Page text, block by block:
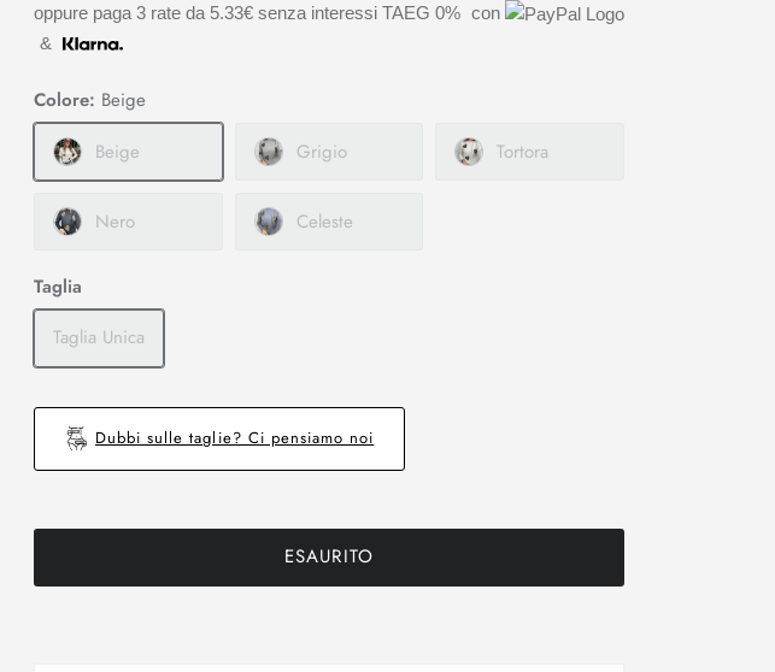
oppure paga 3 rate da 5.33€senza interessi TAEG 0% con
&
Colore: Beige
Beige
Grigio Tortora
Nero Celeste
Taglia
Taglia Unica
Dubbi sulle taglie? Ci pensiamo noi
ESAURITO